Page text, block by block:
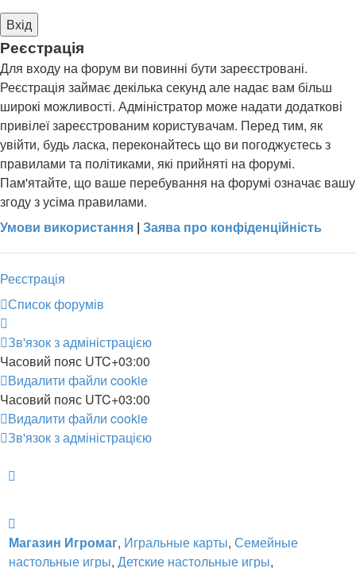
Реєстрація
Для входу на форум ви повинні бути зареєстровані.
Реєстрація займає декілька секунд але надає вам більш
широкі можливості. Адміністратор може надати додаткові
привілеї зареєстрованим користувачам. Перед тим, як
увійти, будь ласка, переконайтесь що ви погоджуєтесь з
правилами та політиками, які прийняті на форумі.
Пам'ятайте, що ваше перебування на форумі означає вашу
згоду з усіма правилами.
Умови використання | Заява про конфіденційність
Реєстрація
Список форумів
Зв'язок з адміністрацією
Часовий пояс UTC+03:00
Видалити файли cookie
Часовий пояс UTC+03:00
Видалити файли cookie
Зв'язок з адміністрацією
Магазин Игромаг, Игральные карты,Семейные
настольные игры,Детские настольные игры,